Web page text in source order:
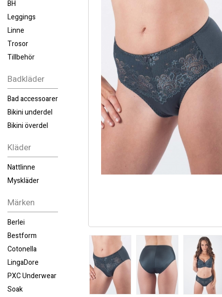
BH
Leggings
Linne
Trosor
Tillbehör
Badkläder
Bad accessoarer
Bikini underdel
Bikini överdel
Kläder
Nattlinne
Myskläder
Märken
Berlei
Bestform
Cotonella
LingaDore
PXC Underwear
Soak